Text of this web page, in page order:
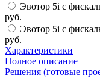
Эвотор 5i с
руб.
Эвотор 5i с
руб.
Характеристики
Полное описание
Решения (готовые